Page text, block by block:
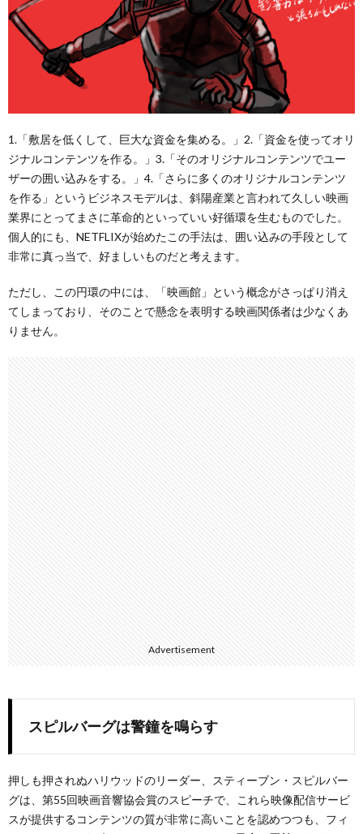
1.「敷居を低くして、巨大な資金を集める。」2.「資金を使ってオリ
ジナルコンテンツを作る。」3.「そのオリジナルコンテンツでユー
ザーの囲い込みをする。」4.「さらに多くのオリジナルコンテンツ
を作る」というビジネスモデルは、斜陽産業と言われて久しい映画
業界にとってまさに革命的といっていい好循環を生むものでした。
個人的にも、NETFLIXが始めたこの手法は、囲い込みの手段として
非常に真っ当で、好ましいものだと考えます。
ただし、この円環の中には、「映画館」という概念がさっぱり消え
てしまっており、そのことで懸念を表明する映画関係者は少なくあ
りません。
Advertisement
スピルバーグは警鐘を鳴らす
押しも押されぬハリウッドのリーダー、スティーブン・スピルバー
グは、第55回映画音響協会賞のスピーチで、これら映像配信サービ
スが提供するコンテンツの質が非常に高いことを認めつつも、フィ